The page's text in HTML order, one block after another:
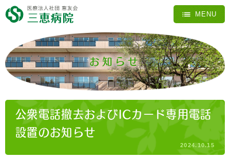
お知らせ
公衆電話撤去およびICカード専用電話
設置のお知らせ
2024.10.15